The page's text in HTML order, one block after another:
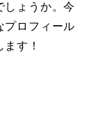
しょうか。今
プロフィール
す！